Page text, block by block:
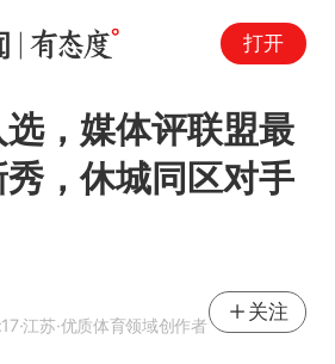
打开
，媒体评联盟最
，休城同区对手
·江苏·优质体育领域创作者
关注